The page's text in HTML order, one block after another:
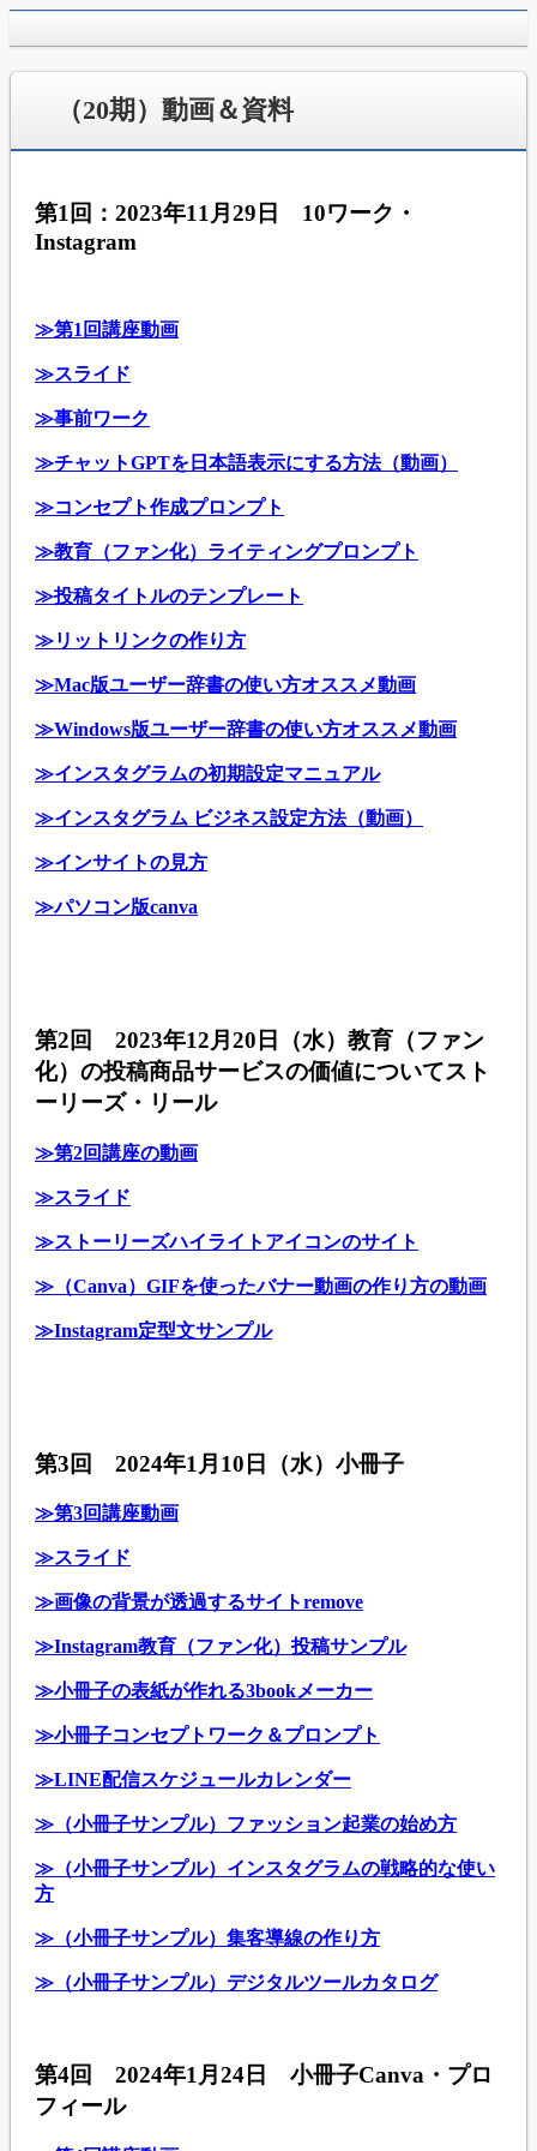
jpca.co
（20期）動画＆資料
第1回：2023年11月29日 10ワーク・
Instagram
≫第1回講座動画
≫スライド
≫事前ワーク
≫チャットGPTを日本語表示にする方法（動画）
≫コンセプト作成プロンプト
≫教育（ファン化）ライティングプロンプト
≫投稿タイトルのテンプレート
≫リットリンクの作り方
≫Mac版ユーザー辞書の使い方オススメ動画
≫Windows版ユーザー辞書の使い方オススメ動画
≫インスタグラムの初期設定マニュアル
≫インスタグラム ビジネス設定方法（動画）
≫インサイトの見方
≫パソコン版canva
第2回 2023年12月20日（水）教育（ファン
化）の投稿商品サービスの価値についてスト
ーリーズ・リール
≫第2回講座の動画
≫スライド
≫ストーリーズハイライトアイコンのサイト
≫（Canva）GIFを使ったバナー動画の作り方の動画
≫Instagram定型文サンプル
第3回 2024年1月10日（水）小冊子
≫第3回講座動画
≫スライド
≫画像の背景が透過するサイトremove
≫Instagram教育（ファン化）投稿サンプル
≫小冊子の表紙が作れる3bookメーカー
≫小冊子コンセプトワーク＆プロンプト
≫LINE配信スケジュールカレンダー
≫（小冊子サンプル）ファッション起業の始め方
≫（小冊子サンプル）インスタグラムの戦略的な使い
方
≫（小冊子サンプル）集客導線の作り方
≫（小冊子サンプル）デジタルツールカタログ
第4回 2024年1月24日 小冊子Canva・プロ
フィール